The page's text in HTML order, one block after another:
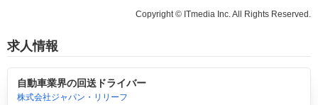
Copyright © ITmedia Inc. All Rights Reserved.
求人情報
自動車業界の回送ドライバー
株式会社ジャパン・リリーフ